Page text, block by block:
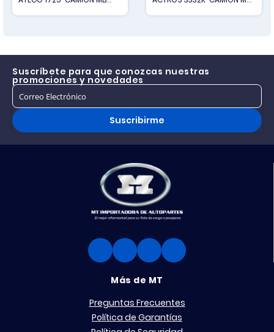
ATEGO 1729
ACTROS 4141K-CAMION MB
Suscríbete para que conozcas nuestras
promociones y novedades
Suscribirme
Más de MT
Preguntas Frecuentes
Política de Garantías